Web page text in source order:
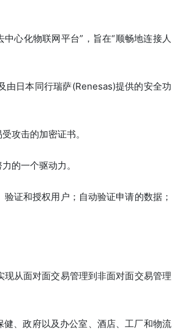
心化物联网平台”，旨在“顺畅地连接人
由日本同行瑞萨(Renesas)提供的安全功
攻击的加密证书。
的一个驱动力。
证和授权用户；自动验证申请的数据；
从面对面交易管理到非面对面交易管理
、政府以及办公室、酒店、工厂和物流